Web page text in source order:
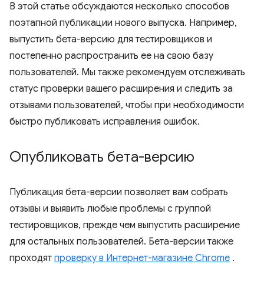
В этой статье обсуждаются несколько способов
поэтапной публикации нового выпуска. Например,
выпустить бета-версию для тестировщиков и
постепенно распространить ее на свою базу
пользователей. Мы также рекомендуем отслеживать
статус проверки вашего расширения и следить за
отзывами пользователей, чтобы при необходимости
быстро публиковать исправления ошибок.
Опубликовать бета-версию
Публикация бета-версии позволяет вам собрать
отзывы и выявить любые проблемы с группой
тестировщиков, прежде чем выпустить расширение
для остальных пользователей. Бета-версии также
проходят проверку в Интернет-магазине Chrome .